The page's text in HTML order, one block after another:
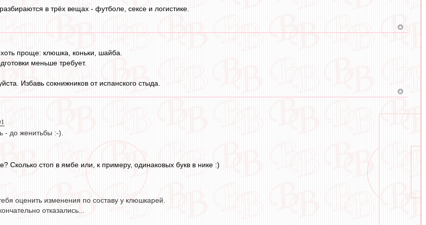
в трёх вещах - футболе, сексе и логистике.
проще: клюшка, коньки, шайба.
меньше требует.
Избавь сокнижников от испанского стыда.
- до женитьбы :-).
Сколько стоп в ямбе или, к примеру, одинаковых букв в нике :)
оценить изменения по составу у клюшкарей.
отказались...